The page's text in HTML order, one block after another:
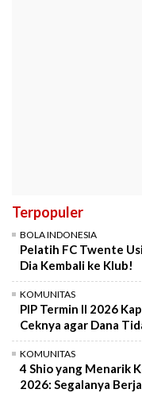
Terpopuler
BOLA INDONESIA
Pelatih FC Twente
Dia Kembali ke Klub!
KOMUNITAS
PIP Termin II 2026
Ceknya agar Dana
KOMUNITAS
4 Shio yang Menarik
2026: Segalanya